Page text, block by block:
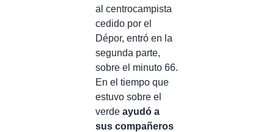
al centrocampista
cedido por el
Dépor, entró en la
segunda parte,
sobre el minuto 66.
En el tiempo que
estuvo sobre el
verde ayudó a
sus compañeros